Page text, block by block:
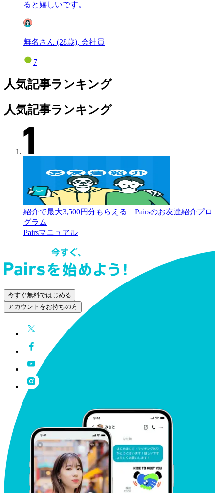
ると嬉しいです。
無名さん (28歳), 会社員
7
人気記事ランキング
人気記事ランキング
紹介で最大3,500円分もらえる！Pairsのお友達紹介プロ
グラム
Pairsマニュアル
今すぐ無料ではじめる
アカウントをお持ちの方